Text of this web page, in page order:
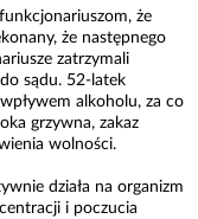
że
że następnego
zatrzymali
sądu. 52-latek
alkoholu, za co
grzywna, zakaz
wolności.
działa na organizm
i poczucia